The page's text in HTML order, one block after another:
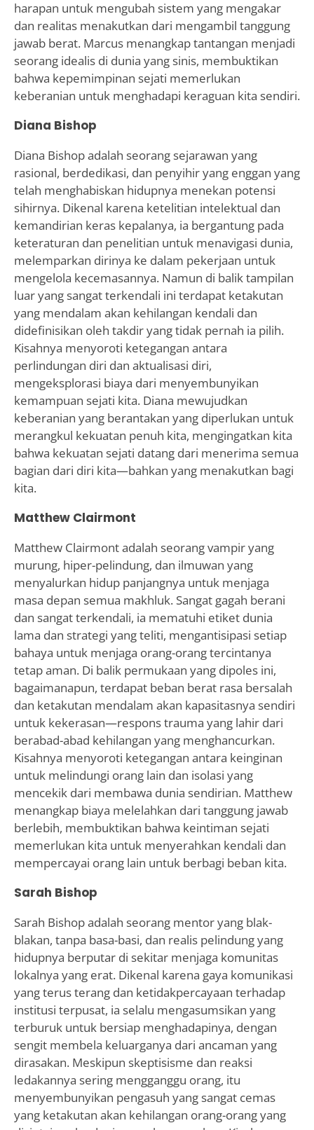
harapan untuk mengubah sistem yang mengakar
dan realitas menakutkan dari mengambil tanggung
jawab berat. Marcus menangkap tantangan menjadi
seorang idealis di dunia yang sinis, membuktikan
bahwa kepemimpinan sejati memerlukan
keberanian untuk menghadapi keraguan kita sendiri.
Diana Bishop
Diana Bishop adalah seorang sejarawan yang
rasional, berdedikasi, dan penyihir yang enggan yang
telah menghabiskan hidupnya menekan potensi
sihirnya. Dikenal karena ketelitian intelektual dan
kemandirian keras kepalanya, ia bergantung pada
keteraturan dan penelitian untuk menavigasi dunia,
melemparkan dirinya ke dalam pekerjaan untuk
mengelola kecemasannya. Namun di balik tampilan
luar yang sangat terkendali ini terdapat ketakutan
yang mendalam akan kehilangan kendali dan
didefinisikan oleh takdir yang tidak pernah ia pilih.
Kisahnya menyoroti ketegangan antara
perlindungan diri dan aktualisasi diri,
mengeksplorasi biaya dari menyembunyikan
kemampuan sejati kita. Diana mewujudkan
keberanian yang berantakan yang diperlukan untuk
merangkul kekuatan penuh kita, mengingatkan kita
bahwa kekuatan sejati datang dari menerima semua
bagian dari diri kita—bahkan yang menakutkan bagi
kita.
Matthew Clairmont
Matthew Clairmont adalah seorang vampir yang
murung, hiper-pelindung, dan ilmuwan yang
menyalurkan hidup panjangnya untuk menjaga
masa depan semua makhluk. Sangat gagah berani
dan sangat terkendali, ia mematuhi etiket dunia
lama dan strategi yang teliti, mengantisipasi setiap
bahaya untuk menjaga orang-orang tercintanya
tetap aman. Di balik permukaan yang dipoles ini,
bagaimanapun, terdapat beban berat rasa bersalah
dan ketakutan mendalam akan kapasitasnya sendiri
untuk kekerasan—respons trauma yang lahir dari
berabad-abad kehilangan yang menghancurkan.
Kisahnya menyoroti ketegangan antara keinginan
untuk melindungi orang lain dan isolasi yang
mencekik dari membawa dunia sendirian. Matthew
menangkap biaya melelahkan dari tanggung jawab
berlebih, membuktikan bahwa keintiman sejati
memerlukan kita untuk menyerahkan kendali dan
mempercayai orang lain untuk berbagi beban kita.
Sarah Bishop
Sarah Bishop adalah seorang mentor yang blak-
blakan, tanpa basa-basi, dan realis pelindung yang
hidupnya berputar di sekitar menjaga komunitas
lokalnya yang erat. Dikenal karena gaya komunikasi
yang terus terang dan ketidakpercayaan terhadap
institusi terpusat, ia selalu mengasumsikan yang
terburuk untuk bersiap menghadapinya, dengan
sengit membela keluarganya dari ancaman yang
dirasakan. Meskipun skeptisisme dan reaksi
ledakannya sering mengganggu orang, itu
menyembunyikan pengasuh yang sangat cemas
yang ketakutan akan kehilangan orang-orang yang